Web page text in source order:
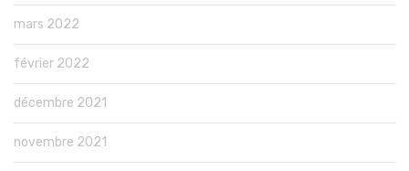
mars 2022
février 2022
décembre 2021
novembre 2021